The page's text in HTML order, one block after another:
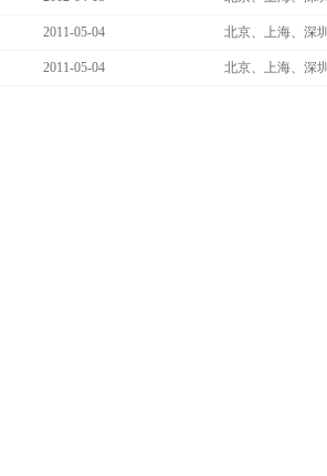
2011-05-04 北京、上海、深圳
2011-05-04 北京、上海、深圳